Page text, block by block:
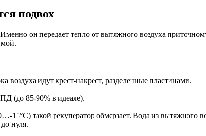
подвох
он передает тепло от вытяжного воздуха
идут крест-накрест, разделенные пластинами.
(до 85-90% в идеале).
такой рекуператор обмерзает. Вода из вытяжного
нуля.